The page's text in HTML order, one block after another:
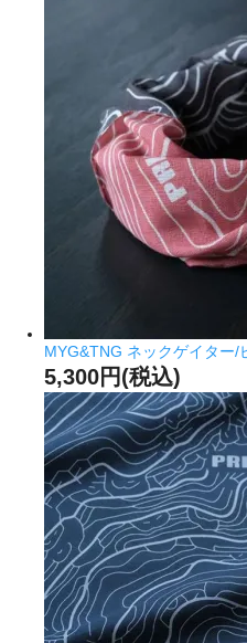
MYG&TNG ネックゲイター/
5,300円(税込)